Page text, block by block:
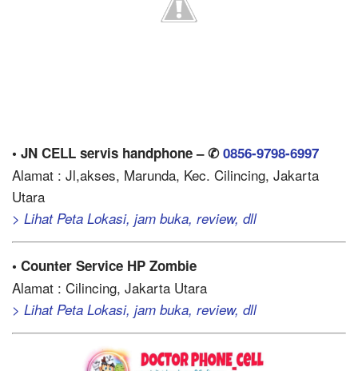
• JN CELL servis handphone – ✆0856-9798-6997
Alamat : Jl,akses, Marunda, Kec. Cilincing, Jakarta
Utara
> Lihat Peta Lokasi, jam buka, review, dll
• Counter Service HP Zombie
Alamat : Cilincing, Jakarta Utara
> Lihat Peta Lokasi, jam buka, review, dll